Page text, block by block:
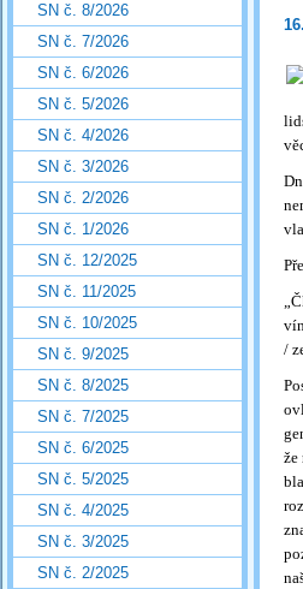
/
že
SN č. 8/2026
SN č. 7/2026
SN č. 6/2026
SN č. 5/2026
SN č. 4/2026
SN č. 3/2026
SN č. 2/2026
SN č. 1/2026
SN č. 12/2025
SN č. 11/2025
SN č. 10/2025
SN č. 9/2025
SN č. 8/2025
SN č. 7/2025
SN č. 6/2025
SN č. 5/2025
SN č. 4/2025
SN č. 3/2025
SN č. 2/2025